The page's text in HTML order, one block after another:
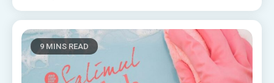
9 MINS READ